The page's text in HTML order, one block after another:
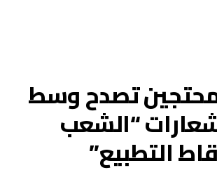
تصدح وسط
“الشعب
التطبيع”